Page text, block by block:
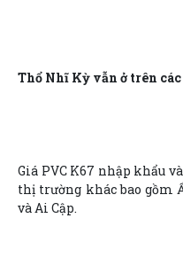
Thổ Nhĩ Kỳ vẫn ở trên
Giá PVC K67 nhập khẩu
thị trường khác bao gồm
và Ai Cập.